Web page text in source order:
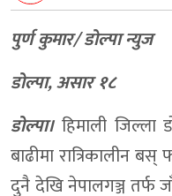
पुर्ण कुमार/ डोल्पा न्युज
डोल्पा, असार १८
डोल्पा।हिमाली जिल्ला
बाढीमा रात्रिकालीन
दुनै देखि नेपालगञ्ज तर्फ